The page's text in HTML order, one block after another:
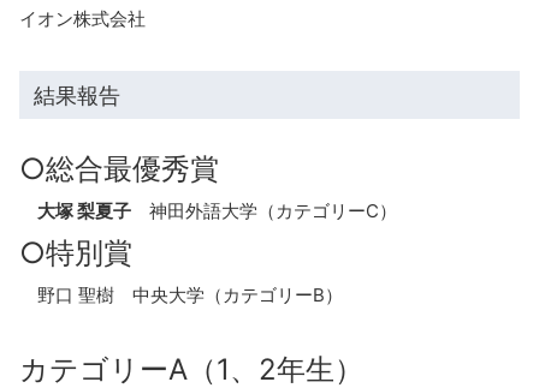
イオン株式会社
結果報告
○総合最優秀賞
大塚 梨夏子 神田外語大学（カテゴリーC）
○特別賞
野口 聖樹 中央大学（カテゴリーB）
カテゴリーA（1、2年生）